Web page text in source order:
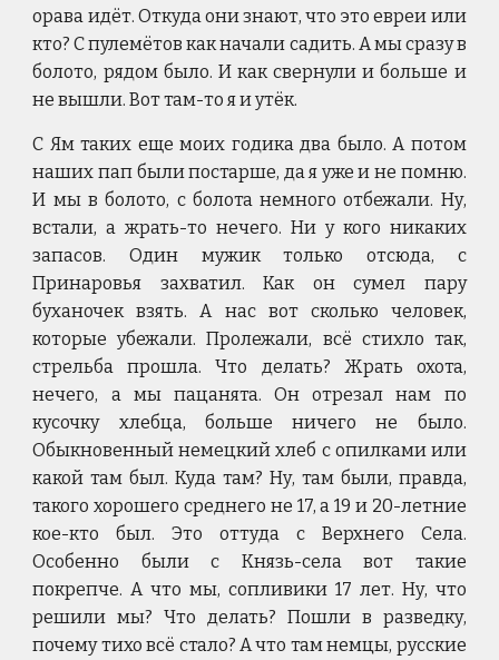
орава идёт. Откуда они знают, что это евреи или
кто? С пулемётов как начали садить. А мы сразу в
болото, рядом было. И как свернули и больше и
не вышли. Вот там-то я и утёк.
С Ям таких еще моих годика два было. А потом
наших пап были постарше, да я уже и не помню.
И мы в болото, с болота немного отбежали. Ну,
встали, а жрать-то нечего. Ни у кого никаких
запасов. Один мужик только отсюда, с
Принаровья захватил. Как он сумел пару
буханочек взять. А нас вот сколько человек,
которые убежали. Пролежали, всё стихло так,
стрельба прошла. Что делать? Жрать охота,
нечего, а мы пацанята. Он отрезал нам по
кусочку хлебца, больше ничего не было.
Обыкновенный немецкий хлеб с опилками или
какой там был. Куда там? Ну, там были, правда,
такого хорошего среднего не 17, а 19 и 20-летние
кое-кто был. Это оттуда с Верхнего Села.
Особенно были с Князь-села вот такие
покрепче. А что мы, сопливики 17 лет. Ну, что
решили мы? Что делать? Пошли в разведку,
почему тихо всё стало? А что там немцы, русские